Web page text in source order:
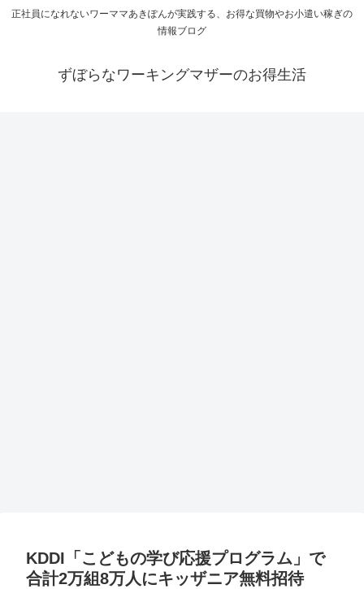
正社員になれないワーママあきぽんが実践する、お得な買物やお小遣い稼ぎの
情報ブログ
ずぼらなワーキングマザーのお得生活
KDDI「こどもの学び応援プログラム」で
合計2万組8万人にキッザニア無料招待